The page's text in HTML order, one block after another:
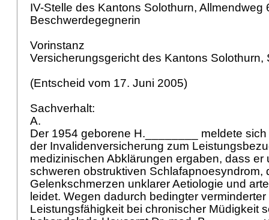
IV-Stelle des Kantons Solothurn, Allmendweg
Beschwerdegegnerin
Vorinstanz
Versicherungsgericht des Kantons
(Entscheid vom 17. Juni 2005)
Sachverhalt:
A.
Der 1954 geborene H.________ meldete
der Invalidenversicherung zum
medizinischen Abklärungen ergaben, dass er
schweren obstruktiven Schlafapnoesyndrom,
Gelenkschmerzen unklarer Aetiologie und
leidet. Wegen dadurch bedingter
Leistungsfähigkeit bei chronischer Müdigkeit